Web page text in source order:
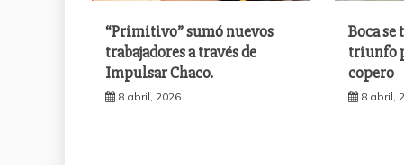
“Primitivo” sumó nuevos
trabajadores a través de
Impulsar Chaco.
8 abril, 2026
Boca
triunfo
copero
8 abril,